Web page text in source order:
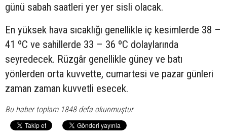
günü sabah saatleri yer yer sisli olacak.
En yüksek hava sıcaklığı genellikle iç kesimlerde 38 –
41 ºC ve sahillerde 33 – 36 ºC dolaylarında
seyredecek. Rüzgâr genellikle güney ve batı
yönlerden orta kuvvette, cumartesi ve pazar günleri
zaman zaman kuvvetli esecek.
Bu haber toplam 1848 defa okunmuştur